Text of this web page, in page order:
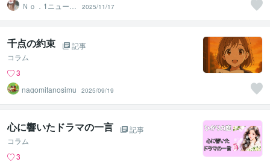
Ｎｏ．1ニューハ
ーフとお話しし
ましょ♥
2025/11/17
千点の約束
記事
コラム
3
nagomitanosimu
2025/09/19
心に響いたドラマの一言
記事
コラム
3